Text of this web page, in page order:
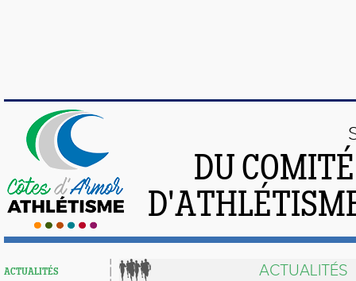
DU
ACTUALITÉS ACTUALITÉS